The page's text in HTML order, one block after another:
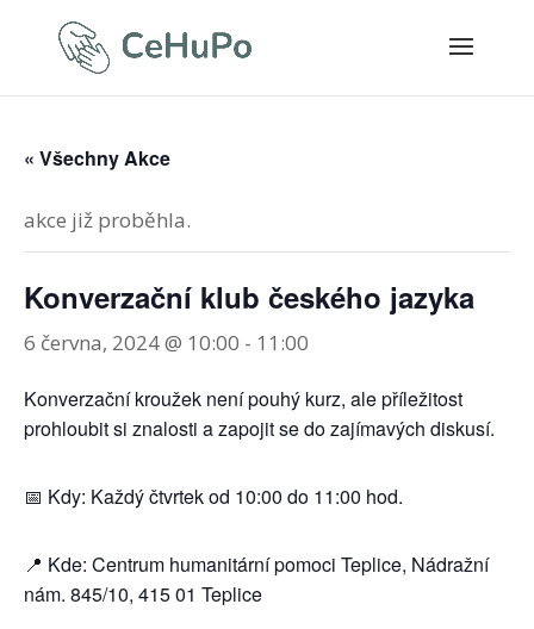
« Všechny Akce
akce již proběhla.
Konverzační klub českého jazyka
6 června, 2024 @ 10:00 - 11:00
Konverzační kroužek není pouhý kurz, ale příležitost
prohloubit si znalosti a zapojit se do zajímavých diskusí.
📅 Kdy: Každý čtvrtek od 10:00 do 11:00 hod.
📍 Kde: Centrum humanitární pomoci Teplice, Nádražní
nám. 845/10, 415 01 Teplice